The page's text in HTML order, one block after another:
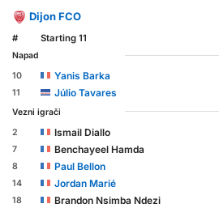
Dijon FCO
# Starting 11
Napad
10
Yanis Barka
11 Júlio Tavares
Vezni igrači
2
Ismail Diallo
7 Benchayeel Hamda
8 Paul Bellon
14 Jordan Marié
18 Brandon Nsimba Ndezi